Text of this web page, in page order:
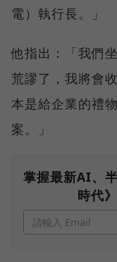
電）執行長。」
他指出：「我們
荒謬了，我將會
本是給企業的禮
案。」
掌握最新AI、
時代